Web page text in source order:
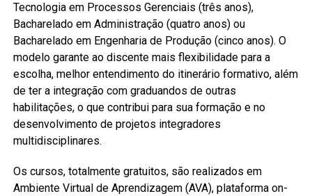
Tecnologia em Processos Gerenciais (três anos),
Bacharelado em Administração (quatro anos) ou
Bacharelado em Engenharia de Produção (cinco anos). O
modelo garante ao discente mais flexibilidade para a
escolha, melhor entendimento do itinerário formativo, além
de ter a integração com graduandos de outras
habilitações, o que contribui para sua formação e no
desenvolvimento de projetos integradores
multidisciplinares.
Os cursos, totalmente gratuitos, são realizados em
Ambiente Virtual de Aprendizagem (AVA), plataforma on-